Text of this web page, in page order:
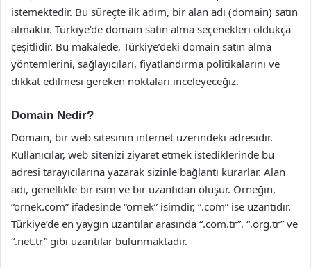
istemektedir. Bu süreçte ilk adım, bir alan adı (domain) satın
almaktır. Türkiye’de domain satın alma seçenekleri oldukça
çeşitlidir. Bu makalede, Türkiye’deki domain satın alma
yöntemlerini, sağlayıcıları, fiyatlandırma politikalarını ve
dikkat edilmesi gereken noktaları inceleyeceğiz.
Domain Nedir?
Domain, bir web sitesinin internet üzerindeki adresidir.
Kullanıcılar, web sitenizi ziyaret etmek istediklerinde bu
adresi tarayıcılarına yazarak sizinle bağlantı kurarlar. Alan
adı, genellikle bir isim ve bir uzantıdan oluşur. Örneğin,
“ornek.com” ifadesinde “ornek” isimdir, “.com” ise uzantıdır.
Türkiye’de en yaygın uzantılar arasında “.com.tr”, “.org.tr” ve
“.net.tr” gibi uzantılar bulunmaktadır.